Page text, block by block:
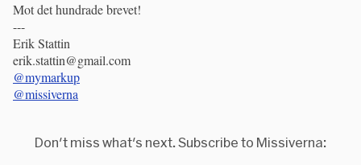
Mot det hundrade brevet!
---
Erik Stattin
erik.stattin@gmail.com
@mymarkup
@missiverna
Don't miss what's next. Subscribe to Missiverna: